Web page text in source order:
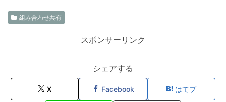
組み合わせ共有
スポンサーリンク
シェアする
X Facebook はてブ